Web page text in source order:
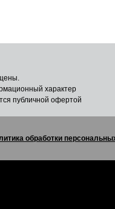
характер
публичной офертой
обработки